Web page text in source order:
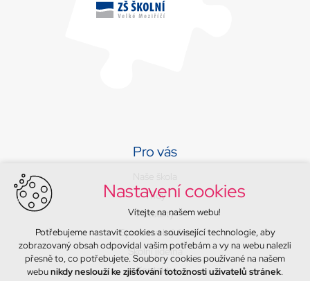
Pro vás
Třídy
Aktuality
Sport a volný čas
Školní jídelna
Kontakty
Nastavení cookies
Vítejte na našem webu!
Potřebujeme nastavit cookies a související technologie, aby
zobrazovaný obsah odpovídal vašim potřebám a vy na webu nalezli
přesně to, co potřebujete. Soubory cookies používané na našem
webunikdy neslouží ke zjišťování totožnosti uživatelů stránek.